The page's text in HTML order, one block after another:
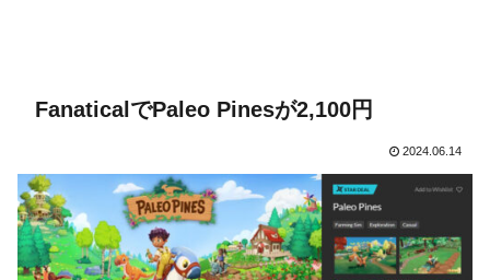
FanaticalでPaleo Pinesが2,100円
2024.06.14